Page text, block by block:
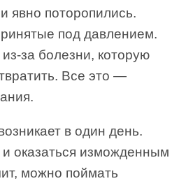
явно поторопились.
под давлением.
за болезни, которую
Все это —
в один день.
и оказаться изможденным
можно поймать